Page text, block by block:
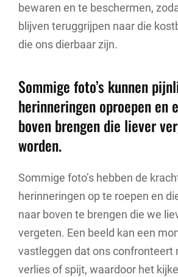
bewaren en te beschermen,
blijven teruggrijpen naar die
die ons dierbaar zijn.
Sommige foto’s kunnen
herinneringen oproepen en
boven brengen die liever
worden.
Sommige foto’s hebben de
herinneringen op te roepen en
naar boven te brengen die we
vergeten. Een beeld kan een
vastleggen dat ons confronteert
verlies of spijt, waardoor het